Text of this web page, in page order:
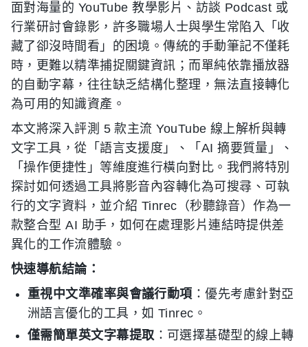
面對海量的 YouTube 教學影片、訪談 Podcast 或
行業研討會錄影，許多職場人士與學生常陷入「收
藏了卻沒時間看」的困境。傳統的手動筆記不僅耗
時，更難以精準捕捉關鍵資訊；而單純依靠播放器
的自動字幕，往往缺乏結構化整理，無法直接轉化
為可用的知識資產。
本文將深入評測 5 款主流 YouTube 線上解析與轉
文字工具，從「語言支援度」、「AI 摘要質量」、
「操作便捷性」等維度進行橫向對比。我們將特別
探討如何透過工具將影音內容轉化為可搜尋、可執
行的文字資料，並介紹 Tinrec（秒聽錄音）作為一
款整合型 AI 助手，如何在處理影片連結時提供差
異化的工作流體驗。
快速導航結論：
重視中文準確率與會議行動項 ：優先考慮針對亞
洲語言優化的工具，如 Tinrec。
僅需簡單英文字幕提取：可選擇基礎型的線上轉